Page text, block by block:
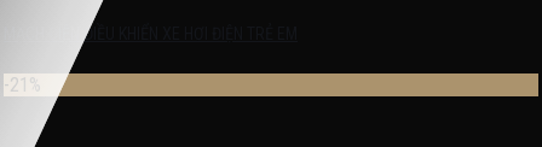
MẠCH ĐIỆN ĐIỀU KHIỂN XE HƠI ĐIỆN TRẺ EM
-21%